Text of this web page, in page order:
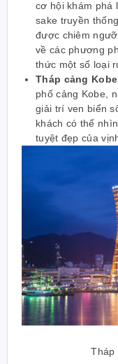
cơ hội khám phá
sake truyền
được chiêm
về các phương
thức một số loại
Tháp cảng
phố cảng Kobe,
giải trí ven biển
khách có thể
tuyệt đẹp của
Tháp